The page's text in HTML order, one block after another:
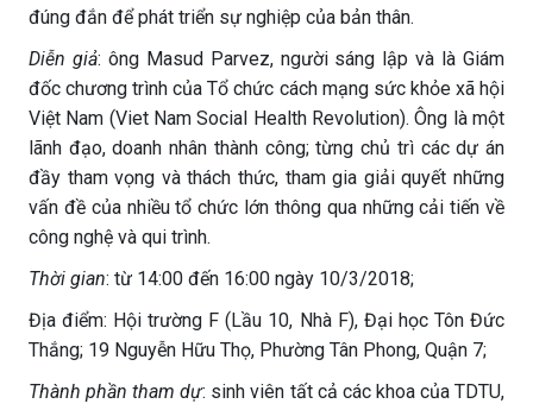
đúng đắn để phát triển sự nghiệp của bản thân.
Diễn giả: ông Masud Parvez, người sáng lập và là Giám
đốc chương trình của Tổ chức cách mạng sức khỏe xã hội
Việt Nam (Viet Nam Social Health Revolution). Ông là một
lãnh đạo, doanh nhân thành công; từng chủ trì các dự án
đầy tham vọng và thách thức, tham gia giải quyết những
vấn đề của nhiều tổ chức lớn thông qua những cải tiến về
công nghệ và qui trình.
Thời gian: từ 14:00 đến 16:00 ngày 10/3/2018;
Địa điểm: Hội trường F (Lầu 10, Nhà F), Đại học Tôn Đức
Thắng; 19 Nguyễn Hữu Thọ, Phường Tân Phong, Quận 7;
Thành phần tham dự: sinh viên tất cả các khoa của TDTU,